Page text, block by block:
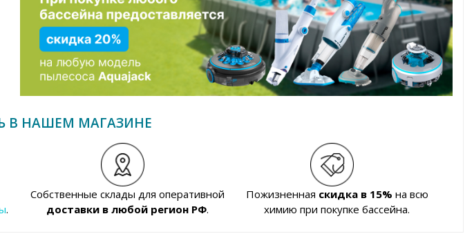
В НАШЕМ МАГАЗИНЕ
.
Собственные склады для оперативной
доставки в любой регион РФ.
Пожизненная скидка в 15% на всю
химию при покупке бассейна.